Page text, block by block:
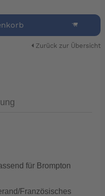
Zurück zur Übersicht
für Brompton
Französisches